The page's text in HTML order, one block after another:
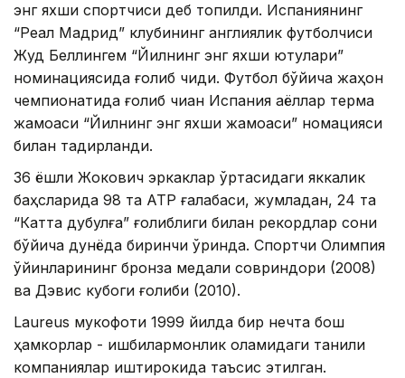
энг яхши спортчиси деб топилди. Испаниянинг
“Реал Мадрид” клубининг англиялик футболчиси
Жуд Беллингем “Йилнинг энг яхши ютуқлари”
номинациясида ғолиб чиқди. Футбол бўйича жаҳон
чемпионатида ғолиб чиққан Испания аёллар терма
жамоаси “Йилнинг энг яхши жамоаси” номацияси
билан тақдирланди.
36 ёшли Жокович эркаклар ўртасидаги яккалик
баҳсларида 98 та АТР ғалабаси, жумладан, 24 та
“Катта дубулға” ғолиблиги билан рекордлар сони
бўйича дунёда биринчи ўринда. Спортчи Олимпия
ўйинларининг бронза медали совриндори (2008)
ва Дэвис кубоги ғолиби (2010).
Laureus мукофоти 1999 йилда бир нечта бош
ҳамкорлар - ишбилармонлик оламидаги таниқли
компаниялар иштирокида таъсис этилган.